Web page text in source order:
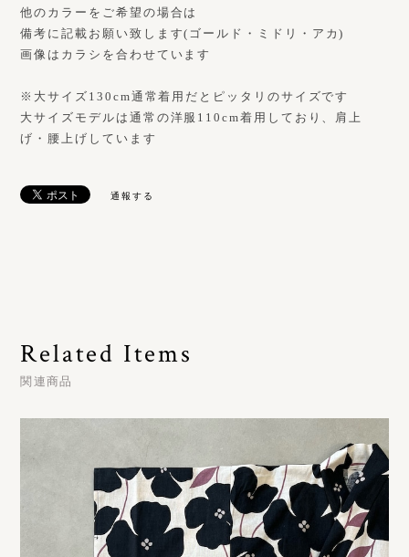
他のカラーをご希望の場合は
備考に記載お願い致します(ゴールド・ミドリ・アカ)
画像はカラシを合わせています
※大サイズ130cm通常着用だとピッタリのサイズです
大サイズモデルは通常の洋服110cm着用しており、肩上
げ・腰上げしています
通報する
Related Items
関連商品